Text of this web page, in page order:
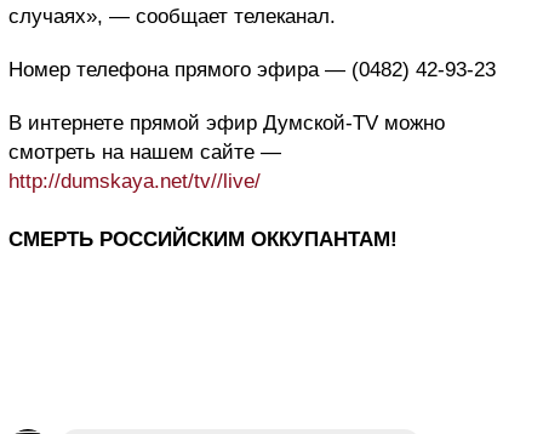
случаях», — сообщает телеканал.
Номер телефона прямого эфира — (0482) 42-93-23
В интернете прямой эфир Думской-TV можно
смотреть на нашем сайте —
http://dumskaya.net/tv//live/
СМЕРТЬ РОССИЙСКИМ ОККУПАНТАМ!